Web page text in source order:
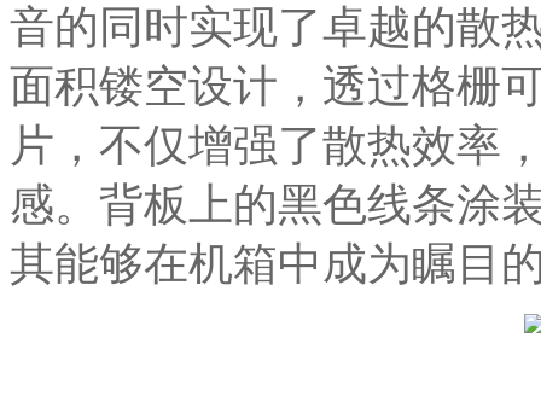
音的同时实现了卓越的散
面积镂空设计，透过格栅
片，不仅增强了散热效率
感。背板上的黑色线条涂
其能够在机箱中成为瞩目